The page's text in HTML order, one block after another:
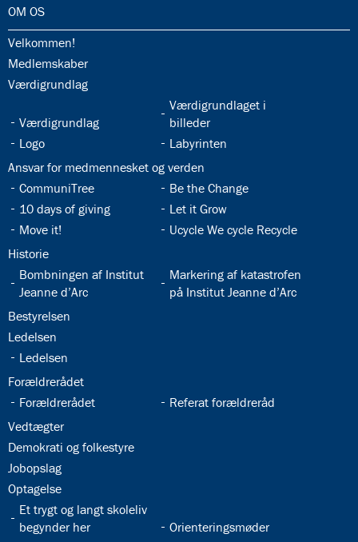
32.0:
OM OS
32.1:
Velkommen!
32.2:
Medlemskaber
32.3:
Værdigrundlag
32.4:
Værdigrundlag
32.5:
Værdigrundlaget i
billeder
32.6:
Logo 32.7:
Labyrinten
32.8:
Ansvar for medmennesket og verden
32.9:
CommuniTree 32.10:
Be the Change
32.11:
10 days of giving 32.12:
Let it Grow
32.13:
Move it! 32.14:
Ucycle We cycle Recycle
32.15:
Historie
32.16:
Bombningen af Institut
Jeanne d’Arc
32.17:
Markering af katastrofen
på Institut Jeanne d’Arc
32.18:
Bestyrelsen
32.19:
Ledelsen
32.20:
Ledelsen
32.21:
Forældrerådet
32.22:
Forældrerådet 32.23:
Referat forældreråd
32.24:
Vedtægter
32.25:
Demokrati og folkestyre
32.26:
Jobopslag
32.27:
Optagelse
32.28:
Et trygt og langt skoleliv
begynder her
32.29:
Orienteringsmøder